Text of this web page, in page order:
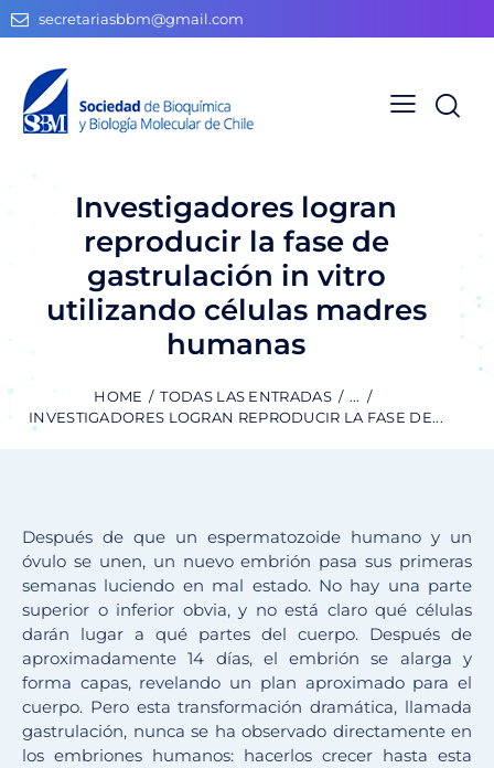
secretariasbbm@gmail.com
Investigadores logran
reproducir la fase de
gastrulación in vitro
utilizando células madres
humanas
HOME TODAS LAS ENTRADAS
...
INVESTIGADORES LOGRAN REPRODUCIR LA FASE DE...
Después de que un espermatozoide humano y un
óvulo se unen, un nuevo embrión pasa sus primeras
semanas luciendo en mal estado. No hay una parte
superior o inferior obvia, y no está claro qué células
darán lugar a qué partes del cuerpo. Después de
aproximadamente 14 días, el embrión se alarga y
forma capas, revelando un plan aproximado para el
cuerpo. Pero esta transformación dramática, llamada
gastrulación, nunca se ha observado directamente en
los embriones humanos: hacerlos crecer hasta esta